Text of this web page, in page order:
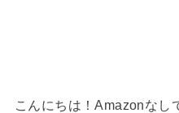
こんにちは！Amazonなし